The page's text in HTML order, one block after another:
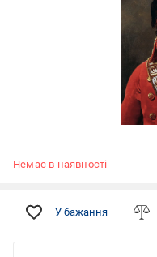
Немає в наявності
У бажання